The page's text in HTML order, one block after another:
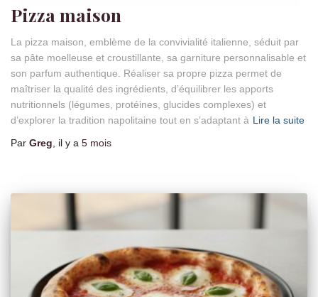
Pizza maison
La pizza maison, emblème de la convivialité italienne, séduit par
sa pâte moelleuse et croustillante, sa garniture personnalisable et
son parfum authentique. Réaliser sa propre pizza permet de
maîtriser la qualité des ingrédients, d’équilibrer les apports
nutritionnels (légumes, protéines, glucides complexes) et
d’explorer la tradition napolitaine tout en s’adaptant à Lire la suite
Par Greg , il y a 5 mois